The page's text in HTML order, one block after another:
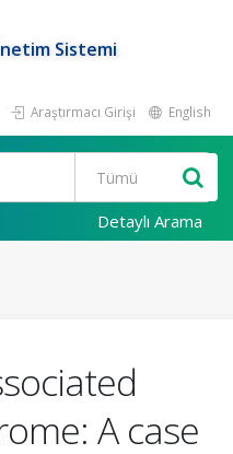
Sistemi
Araştırmacı Girişi English
Detaylı Arama
A case